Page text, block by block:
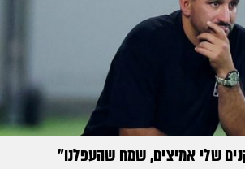
שלי אמיצים, שמח שהעפלנו"